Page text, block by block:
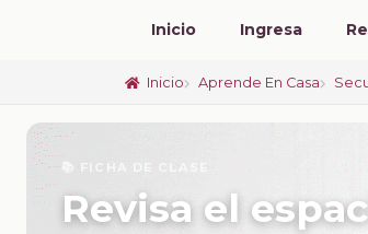
Inicio Ingresa
Inicio Aprende En Casa
📚 FICHA DE CLASE
Revisa el